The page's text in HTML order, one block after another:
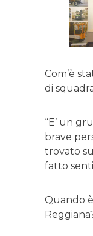
Com’è
di
“E’ un
brave
trovato
fatto
Quando